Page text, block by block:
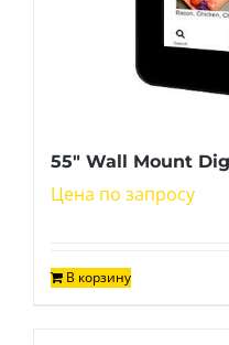
55″ Wall Mount
Цена по запросу
В корзину